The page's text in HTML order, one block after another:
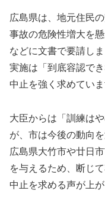
広島県は、地元住民
事故の危険性増大を
などに文書で要請し
実施は「到底容認で
中止を強く求めていま
大臣からは「訓練は
が、市は今後の動向
広島県大竹市や廿日
を与えるため、断じ
中止を求める声が上が